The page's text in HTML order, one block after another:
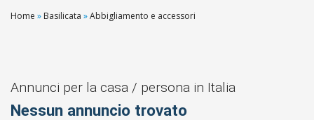
Home » Basilicata »Abbigliamento e accessori
Annunci per la casa / persona in Italia
Nessun annuncio trovato